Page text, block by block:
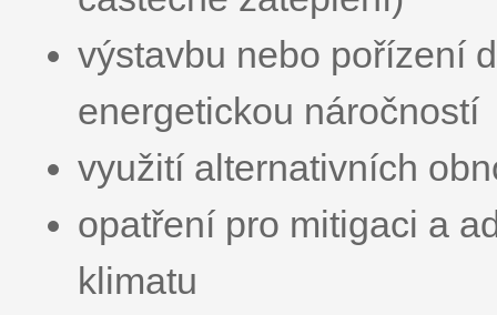
výstavbu nebo pořízení
energetickou náročností
využití alternativních
opatření pro mitigaci a
klimatu